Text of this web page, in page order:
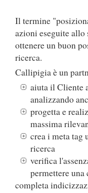
Il termine
azioni eseguite
ottenere un buon
ricerca.
Callipigia è un
aiuta il Cliente
analizzando
progetta e
massima
crea i meta
ricerca
verifica
permettere una
completa